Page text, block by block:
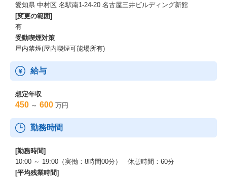
愛知県 中村区 名駅南1-24-20 名古屋三井ビルディング新館
[変更の範囲]
有
受動喫煙対策
屋内禁煙(屋内喫煙可能場所有)
給与
想定年収
450 ～ 600 万円
勤務時間
[勤務時間]
10:00 ～ 19:00（実働：8時間00分） 休憩時間：60分
[平均残業時間]